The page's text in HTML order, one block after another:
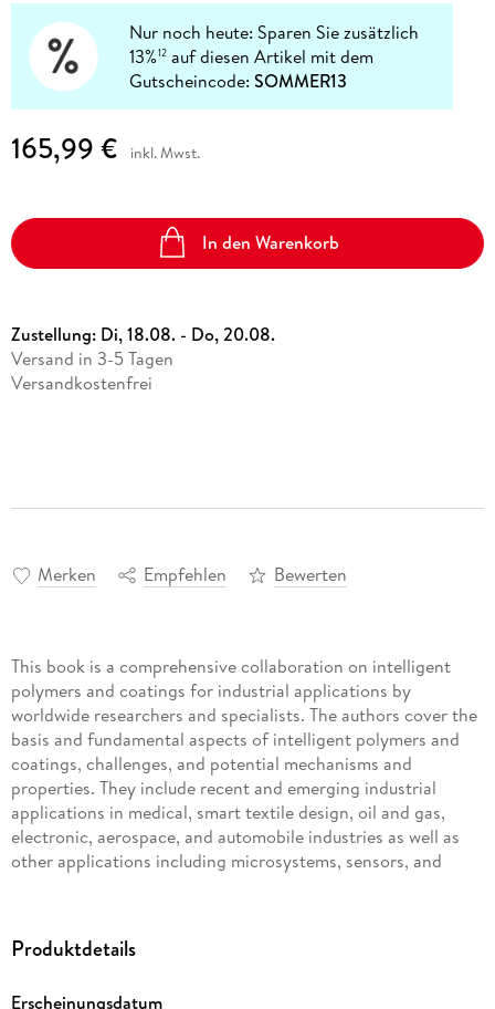
Nur noch heute: Sparen Sie zusätzlich
13%12 auf diesen Artikel mit dem
Gutscheincode:SOMMER13
165,99 € inkl. Mwst.
In den Warenkorb
Zustellung: Di, 18.08. - Do, 20.08.
Versand in 3-5 Tagen
Versandkostenfrei
Merken Empfehlen Bewerten
This book is a comprehensive collaboration on intelligent
polymers and coatings for industrial applications by
worldwide researchers and specialists. The authors cover the
basis and fundamental aspects of intelligent polymers and
coatings, challenges, and potential mechanisms and
properties. They include recent and emerging industrial
applications in medical, smart textile design, oil and gas,
electronic, aerospace, and automobile industries as well as
other applications including microsystems, sensors, and
and coatings.
Produktdetails
Erscheinungsdatum